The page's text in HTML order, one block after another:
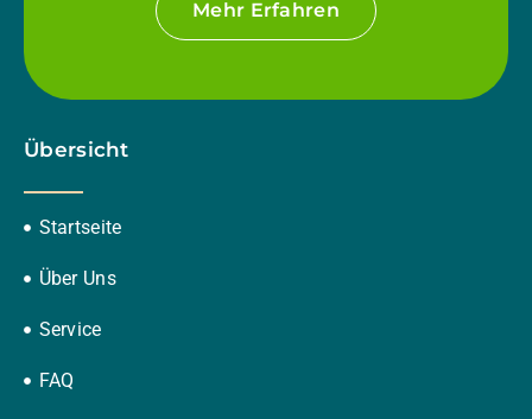
Mehr Erfahren
Übersicht
Startseite
Über Uns
Service
FAQ